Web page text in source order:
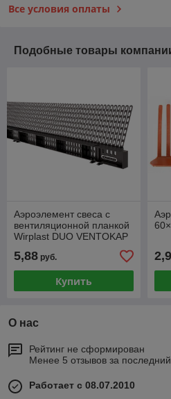
Все условия оплаты
Подобные товары
Аэроэлемент свеса с
вентиляционной планкой
Wirplast DUO VENTOKAP
черный RAL 9005
5,88 руб.
Купить
О нас
Рейтинг не сформирован
Менее 5 отзывов за
Работает с 08.07.2010